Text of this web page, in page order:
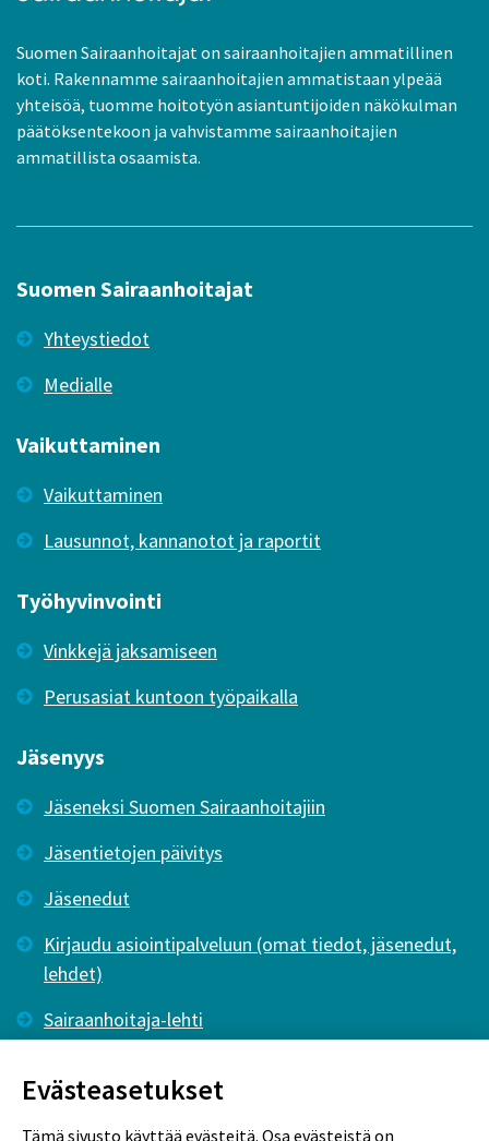
Suomen Sairaanhoitajat on sairaanhoitajien ammatillinen
koti. Rakennamme sairaanhoitajien ammatistaan ylpeää
yhteisöä, tuomme hoitotyön asiantuntijoiden näkökulman
päätöksentekoon ja vahvistamme sairaanhoitajien
ammatillista osaamista.
Suomen Sairaanhoitajat
Yhteystiedot
Medialle
Vaikuttaminen
Vaikuttaminen
Lausunnot, kannanotot ja raportit
Työhyvinvointi
Vinkkejä jaksamiseen
Perusasiat kuntoon työpaikalla
Jäsenyys
Jäseneksi Suomen Sairaanhoitajiin
Jäsentietojen päivitys
Jäsenedut
Kirjaudu asiointipalveluun (omat tiedot, jäsenedut,
lehdet)
Sairaanhoitaja-lehti
Evästeasetukset
Tämä sivusto käyttää evästeitä. Osa evästeistä on